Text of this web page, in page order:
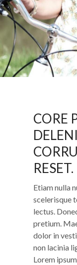
CORE
RESET.
Etiam nulla
scelerisque
lectus.
pretium.
dolor in
non lacinia
Lorem